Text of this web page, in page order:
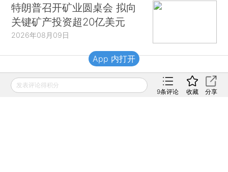
特朗普召开矿业圆桌会 拟向
关键矿产投资超20亿美元
2026年08月09日
财新移动
发表评论得积分
9条评论 收藏 分享
App 内打开